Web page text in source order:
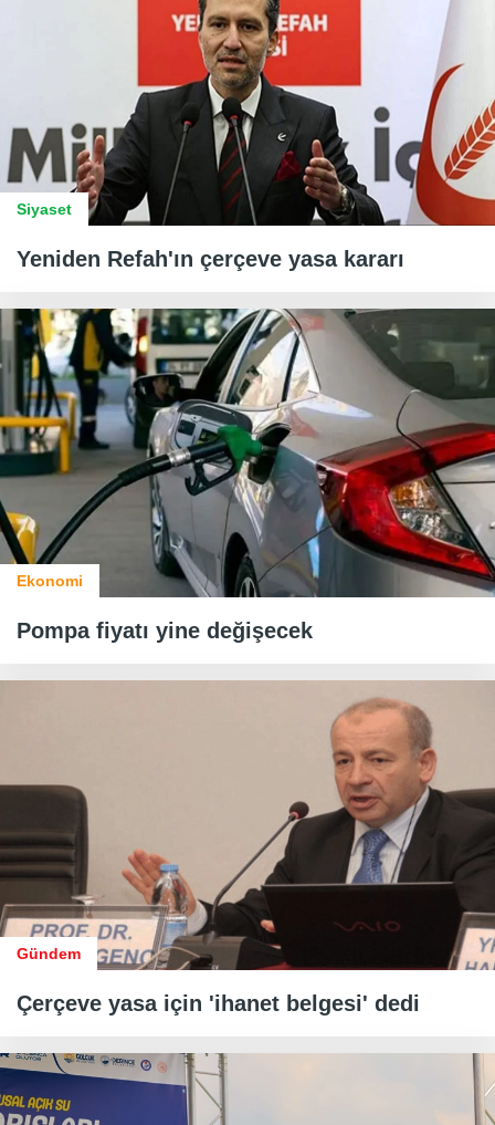
Siyaset
Yeniden Refah'ın çerçeve yasa kararı
Ekonomi
Pompa fiyatı yine değişecek
Gündem
Çerçeve yasa için 'ihanet belgesi' dedi